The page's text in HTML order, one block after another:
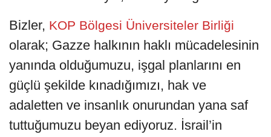
Bizler, KOP Bölgesi Üniversiteler Birliği
olarak; Gazze halkının haklı mücadelesinin
yanında olduğumuzu, işgal planlarını en
güçlü şekilde kınadığımızı, hak ve
adaletten ve insanlık onurundan yana saf
tuttuğumuzu beyan ediyoruz. İsrail’in